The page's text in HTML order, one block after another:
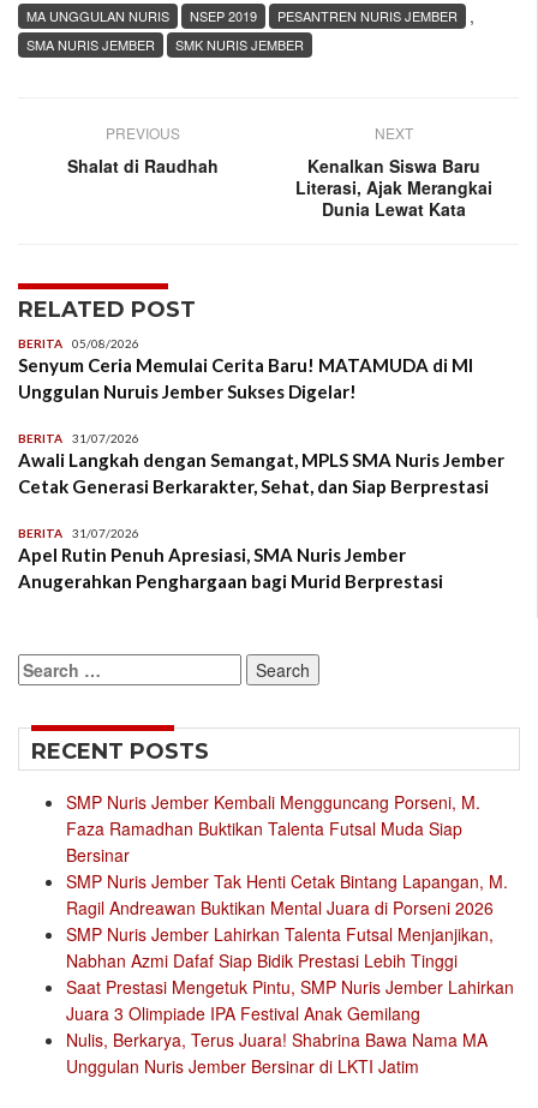
,
MA UNGGULAN NURIS NSEP 2019
PESANTREN NURIS JEMBER
SMA NURIS JEMBER
SMK NURIS JEMBER
PREVIOUS
Shalat di Raudhah
NEXT
Kenalkan Siswa Baru
Literasi, Ajak Merangkai
Dunia Lewat Kata
RELATED POST
BERITA 05/08/2026
Senyum Ceria Memulai Cerita Baru! MATAMUDA di MI
Unggulan Nuruis Jember Sukses Digelar!
BERITA 31/07/2026
Awali Langkah dengan Semangat, MPLS SMA Nuris Jember
Cetak Generasi Berkarakter, Sehat, dan Siap Berprestasi
BERITA 31/07/2026
Apel Rutin Penuh Apresiasi, SMA Nuris Jember
Anugerahkan Penghargaan bagi Murid Berprestasi
Search
for:
RECENT POSTS
SMP Nuris Jember Kembali Mengguncang Porseni, M.
Faza Ramadhan Buktikan Talenta Futsal Muda Siap
Bersinar
SMP Nuris Jember Tak Henti Cetak Bintang Lapangan, M.
Ragil Andreawan Buktikan Mental Juara di Porseni 2026
SMP Nuris Jember Lahirkan Talenta Futsal Menjanjikan,
Nabhan Azmi Dafaf Siap Bidik Prestasi Lebih Tinggi
Saat Prestasi Mengetuk Pintu, SMP Nuris Jember Lahirkan
Juara 3 Olimpiade IPA Festival Anak Gemilang
Nulis, Berkarya, Terus Juara! Shabrina Bawa Nama MA
Unggulan Nuris Jember Bersinar di LKTI Jatim